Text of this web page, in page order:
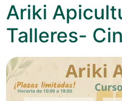
Ariki
Talleres-